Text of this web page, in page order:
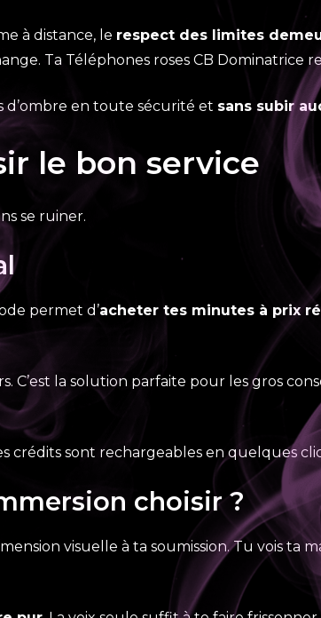
à distance, le respect des limites
Ta Téléphones roses CB Dominatrice
d’ombre en toute sécurité et sans subir
le bon service
se ruiner.
permet d’acheter tes minutes à prix
C’est la solution parfaite pour les gros
crédits sont rechargeables en quelques
choisir ?
visuelle à ta soumission. Tu vois ta